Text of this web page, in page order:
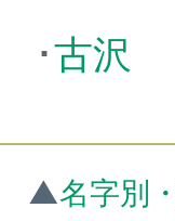
･古沢
▲名字別